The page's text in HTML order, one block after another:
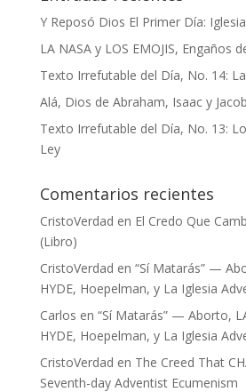
Y Reposó Dios El Primer Día:
LA NASA y LOS EMOJIS, Engaños
Texto Irrefutable del Día, No. 14:
Alá, Dios de Abraham, Isaac y
Texto Irrefutable del Día, No. 13:
Ley
Comentarios recientes
CristoVerdad en El Credo Que
(Libro)
CristoVerdad en “Sí Matarás” —
HYDE, Hoepelman, y La Iglesia
Carlos en “Sí Matarás” — Aborto,
HYDE, Hoepelman, y La Iglesia
CristoVerdad en The Creed That
Seventh-day Adventist Ecumenism